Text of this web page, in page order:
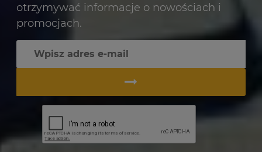
otrzymywać informacje o nowościach i
promocjach.